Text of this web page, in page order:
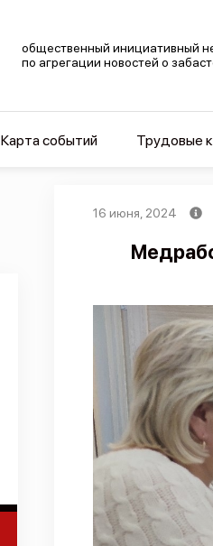
общественный инициативный
по агрегации новостей о
Карта событий Трудовые
16 июня, 2024